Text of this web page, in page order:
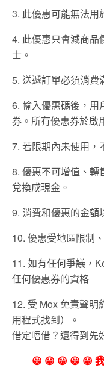
3. 此優惠可能無法用
4. 此優惠只會減商品
士。
5. 送遞訂單必須消費
6. 輸入優惠碼後，用
券。所有優惠券於啟
7. 若限期內未使用，
8. 優惠不可增值、轉
兌換成現金。
9. 消費和優惠的金額
10. 優惠受地區限制
11. 如有任何爭議，
任何優惠券的資格
12. 受 Mox 免責聲明
用程式找到）。
借定唔借？還得到先
😀 😀 😀 😀 😀